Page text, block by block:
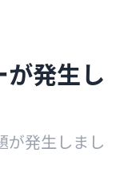
発生し
が発生しまし